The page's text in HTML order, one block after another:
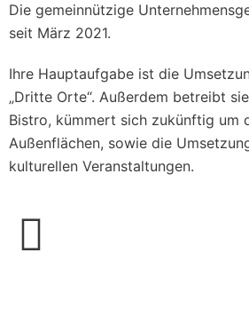
Die gemeinnützige
seit März 2021.
Ihre Hauptaufgabe ist die
„Dritte Orte“. Außerdem betreibt
Bistro, kümmert sich zukünftig um
Außenflächen, sowie die
kulturellen Veranstaltungen.